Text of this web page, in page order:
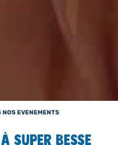
NOS EVENEMENTS
super besse